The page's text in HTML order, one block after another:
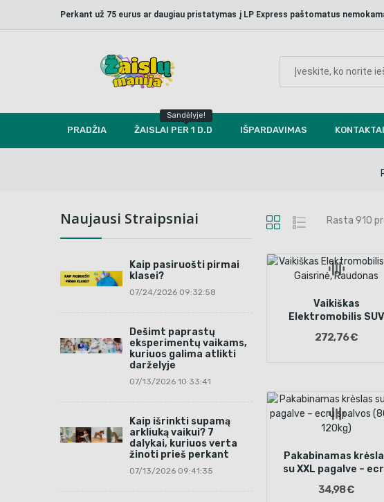
Perkant už 75 eurus ar daugiau pristatymas į LP Express paštomatus
PRADŽIA ŽAISLAI PER 1 D.D
Sandėlyje!
IŠPARDAVIMAS KONTAKTAI
Naujausi Straipsniai
Kaip pasiruošti pirmai
klasei?
07/24/2026 09:32:58
Dešimt paprastų
eksperimentų vaikams,
kuriuos galima atlikti
darželyje
07/13/2026 10:33:41
Kaip išrinkti supamą
arkliuką vaikui? 7
dalykai, kuriuos verta
žinoti prieš perkant
07/13/2026 09:41:35
Rasta 910
Vaikiškas
Elektromobilis SUV
272,76 €
Pakabinamas
su XXL pagalve –
34,98 €